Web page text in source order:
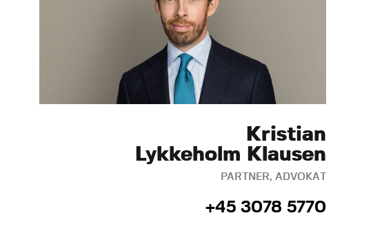
Kristian
Lykkeholm Klausen
PARTNER, ADVOKAT
+45 3078 5770